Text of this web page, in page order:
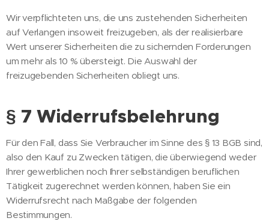
Wir verpflichteten uns, die uns zustehenden Sicherheiten
auf Verlangen insoweit freizugeben, als der realisierbare
Wert unserer Sicherheiten die zu sichernden Forderungen
um mehr als 10 % übersteigt. Die Auswahl der
freizugebenden Sicherheiten obliegt uns.
§ 7 Widerrufsbelehrung
Für den Fall, dass Sie Verbraucher im Sinne des § 13 BGB sind,
also den Kauf zu Zwecken tätigen, die überwiegend weder
Ihrer gewerblichen noch Ihrer selbständigen beruflichen
Tätigkeit zugerechnet werden können, haben Sie ein
Widerrufsrecht nach Maßgabe der folgenden
Bestimmungen.